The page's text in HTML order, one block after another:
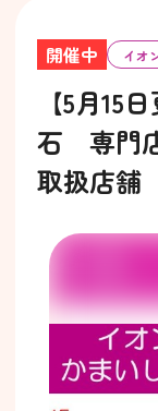
開催中 イオ
【5月15
石 専門
取扱店舗